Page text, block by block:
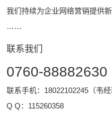
我们持续为企业网络营销提供新
……
联系我们
0760-88882630
联系手机：18022102245（韦
Q Q： 115260358